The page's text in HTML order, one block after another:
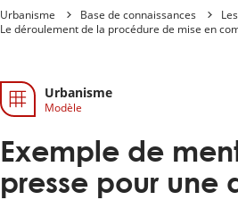
Urbanisme Base de connaissances
Le déroulement de la procédure de mise en
Urbanisme
Modèle
Exemple de
presse pour une